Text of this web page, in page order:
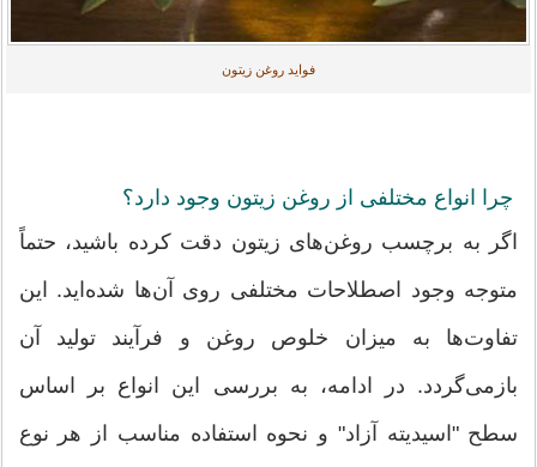
فواید روغن زیتون
چرا انواع مختلفی از روغن زیتون وجود دارد؟
اگر به برچسب روغن‌های زیتون دقت کرده باشید، حتماً
متوجه وجود اصطلاحات مختلفی روی آن‌ها شده‌اید. این
تفاوت‌ها به میزان خلوص روغن و فرآیند تولید آن
بازمی‌گردد. در ادامه، به بررسی این انواع بر اساس
سطح "اسیدیته آزاد" و نحوه استفاده مناسب از هر نوع